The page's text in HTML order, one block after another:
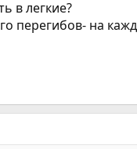
в легкие?
перегибов- на